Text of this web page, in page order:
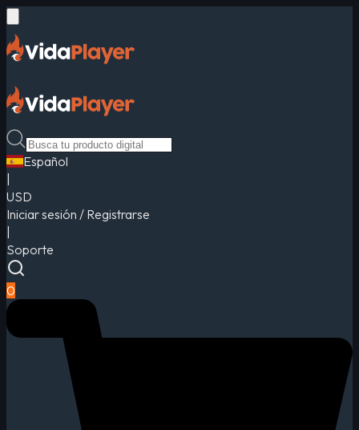
Español
USD
Iniciar sesión / Registrarse
Soporte
0